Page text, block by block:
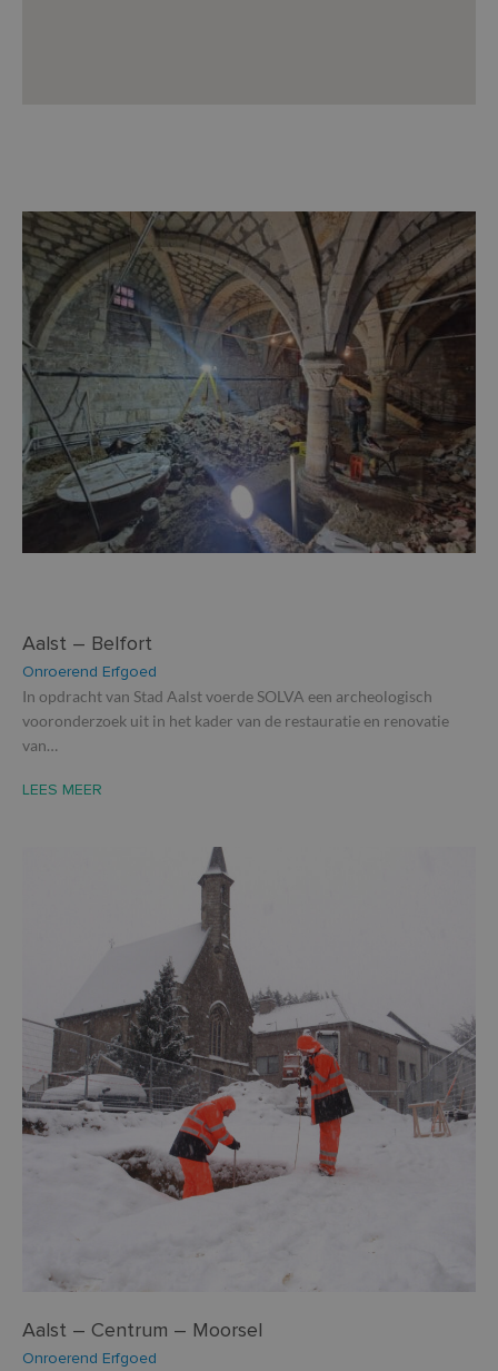
Aalst – Belfort
Onroerend Erfgoed
In opdracht van Stad Aalst voerde SOLVA een archeologisch
vooronderzoek uit in het kader van de restauratie en renovatie
van…
LEES MEER
Aalst – Centrum – Moorsel
Onroerend Erfgoed